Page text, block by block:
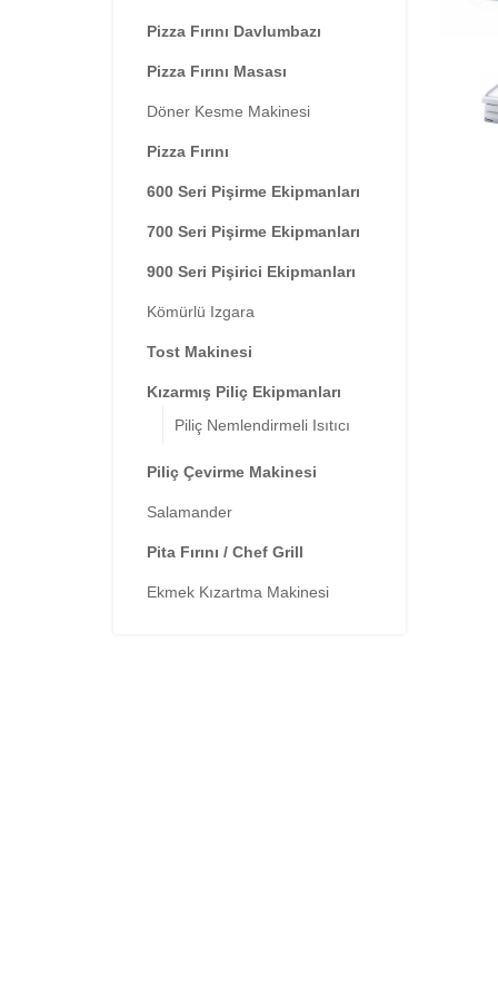
Pizza Fırını Davlumbazı
Pizza Fırını Masası
Döner Kesme Makinesi
Pizza Fırını
600 Seri Pişirme Ekipmanları
700 Seri Pişirme Ekipmanları
900 Seri Pişirici Ekipmanları
Kömürlü Izgara
Tost Makinesi
Kızarmış Piliç Ekipmanları
Piliç Nemlendirmeli Isıtıcı
Piliç Çevirme Makinesi
Salamander
Pita Fırını / Chef Grill
Ekmek Kızartma Makinesi